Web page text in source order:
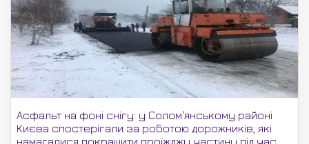
Асфальт на фоні снігу: у Солом'янському районі
Києва спостерігали за роботою дорожників, які
намагалися покращити проїжджу частину під час